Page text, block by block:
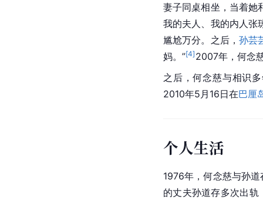
妻子同桌相坐，当着她
我的夫人、我的内人张
尴尬万分。之后， 孙芸
妈。”[4] 2007年，何念
之后，何念慈与相识
2010年5月16日在巴厘
个人生活
1976年，何念慈与孙
的丈夫孙道存多次出轨